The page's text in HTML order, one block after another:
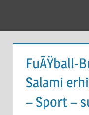
FuÃŸball-
Salami
– Sport –